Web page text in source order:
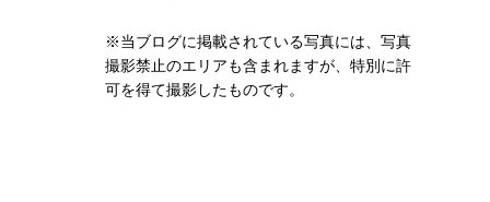
※当ブログに掲載されている写真には、写真
撮影禁止のエリアも含まれますが、特別に許
可を得て撮影したものです。